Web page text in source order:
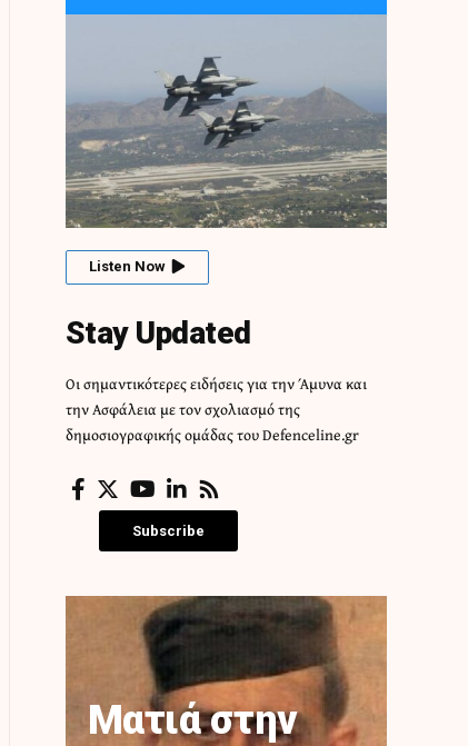
Listen Now
Stay Updated
Οι σημαντικότερες ειδήσεις για την Άμυνα και
την Ασφάλεια με τον σχολιασμό της
δημοσιογραφικής ομάδας του Defenceline.gr
Subscribe
Ματιά στην